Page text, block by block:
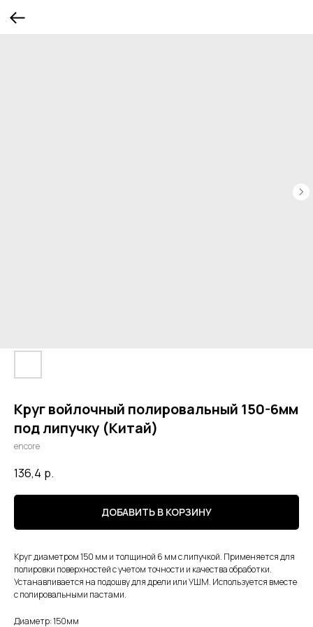
Круг войлочный полировальный 150-6мм
под липучку (Китай)
encore
136,4 р.
ДОБАВИТЬ В КОРЗИНУ
Круг диаметром 150 мм и толщиной 6 мм с липучкой. Применяется для
полировки поверхностей с учетом точности и качества обработки.
Устанавливается на подошву для дрели или УШМ. Используется вместе
с полировальными пастами.
Диаметр: 150мм